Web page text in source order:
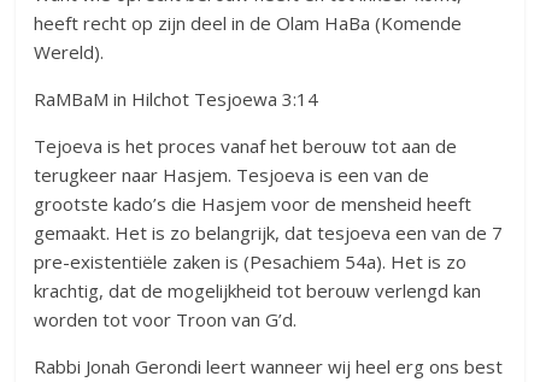
heeft recht op zijn deel in de Olam HaBa (Komende
Wereld).
RaMBaM in Hilchot Tesjoewa 3:14
Tejoeva is het proces vanaf het berouw tot aan de
terugkeer naar Hasjem. Tesjoeva is een van de
grootste kado’s die Hasjem voor de mensheid heeft
gemaakt. Het is zo belangrijk, dat tesjoeva een van de 7
pre-existentiële zaken is (Pesachiem 54a). Het is zo
krachtig, dat de mogelijkheid tot berouw verlengd kan
worden tot voor Troon van G’d.
Rabbi Jonah Gerondi leert wanneer wij heel erg ons best